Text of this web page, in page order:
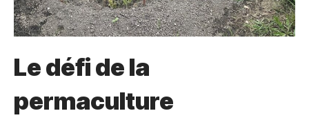
Le défi de la
permaculture